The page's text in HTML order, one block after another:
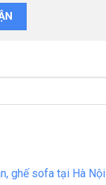
ghế sofa tại Hà Nội